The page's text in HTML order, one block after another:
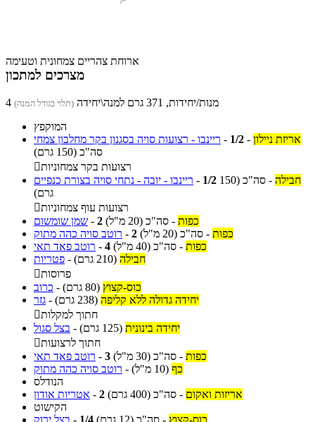
ארוחת צהריים צמחונית וטעימה
מצרכים למתכון
4 מנות/יחידות, 371 גרם למנה\יחידה (תלוי בגודל המנה)
המוקפץ
ריינבו - רצועות סויה בסגנון בקר מחלבון צמחי - 1/2 אריזת ניילון -
סה"כ (150 גרם)
רצועות בקר צמחוניות
ריינבו - יובה - נתחי סויה בצורת כנפיים - 1/2 חבילה - סה"כ (150
גרם)
רצועות עוף צמחוניות
שמן שומשום - 2 כפות - סה"כ (20 מ"ל)
רוטב סויה כהה מתוק - 2 כפות - סה"כ (20 מ"ל)
רוטב פאד תאי - 4 כפות - סה"כ (40 מ"ל)
פטריות - חבילה (210 גרם)
פרוסות
כרוב - כוס-קצוץ (80 גרם)
גזר - יחידה גדולה ללא קליפה (238 גרם)
חתוך למקלות
בצל סגול - יחידה בינונית (125 גרם)
חתוך לרצועות
רוטב פאד תאי - 3 כפות - סה"כ (30 מ"ל)
רוטב סויה כהה מתוק - כף (10 מ"ל)
הנודלס
אטריות אודון - 2 אריזות ואקום - סה"כ (400 גרם)
הקישוט
בצל ירוק - 1/4 כוס-קצוץ - סה"כ (12 גרם)